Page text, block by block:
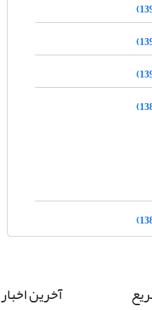
آخرین اخبار